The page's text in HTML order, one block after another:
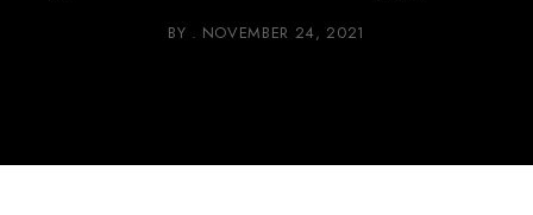
BY NOVEMBER 24, 2021